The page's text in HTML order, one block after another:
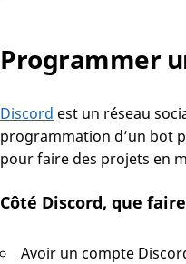
Programmer
Discord est un réseau
programmation d’un bot
pour faire des projets en
Côté Discord, que
Avoir un compte